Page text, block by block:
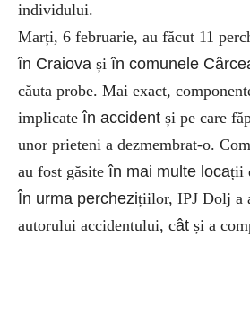
individului.
Marți, 6 februarie, au făcut 11
în Craiova șiîn comunele
căuta probe. Mai exact,
implicateîn accident și pe care
unor prieteni a dezmembrat-o.
au fost găsiteîn mai multe locații
În urma perchezițiilor, IPJ Dolj a
autorului accidentului, cât și a